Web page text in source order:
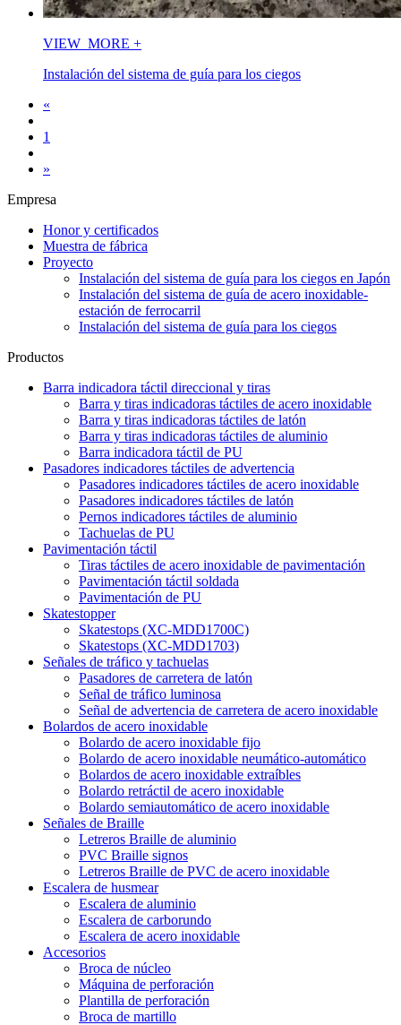
VIEW_MORE +
Instalación del sistema de guía para los ciegos
«
1
»
Empresa
Honor y certificados
Muestra de fábrica
Proyecto
Instalación del sistema de guía para los ciegos en Japón
Instalación del sistema de guía de acero inoxidable-
estación de ferrocarril
Instalación del sistema de guía para los ciegos
Productos
Barra indicadora táctil direccional y tiras
Barra y tiras indicadoras táctiles de acero inoxidable
Barra y tiras indicadoras táctiles de latón
Barra y tiras indicadoras táctiles de aluminio
Barra indicadora táctil de PU
Pasadores indicadores táctiles de advertencia
Pasadores indicadores táctiles de acero inoxidable
Pasadores indicadores táctiles de latón
Pernos indicadores táctiles de aluminio
Tachuelas de PU
Pavimentación táctil
Tiras táctiles de acero inoxidable de pavimentación
Pavimentación táctil soldada
Pavimentación de PU
Skatestopper
Skatestops (XC-MDD1700C)
Skatestops (XC-MDD1703)
Señales de tráfico y tachuelas
Pasadores de carretera de latón
Señal de tráfico luminosa
Señal de advertencia de carretera de acero inoxidable
Bolardos de acero inoxidable
Bolardo de acero inoxidable fijo
Bolardo de acero inoxidable neumático-automático
Bolardos de acero inoxidable extraíbles
Bolardo retráctil de acero inoxidable
Bolardo semiautomático de acero inoxidable
Señales de Braille
Letreros Braille de aluminio
PVC Braille signos
Letreros Braille de PVC de acero inoxidable
Escalera de husmear
Escalera de aluminio
Escalera de carborundo
Escalera de acero inoxidable
Accesorios
Broca de núcleo
Máquina de perforación
Plantilla de perforación
Broca de martillo